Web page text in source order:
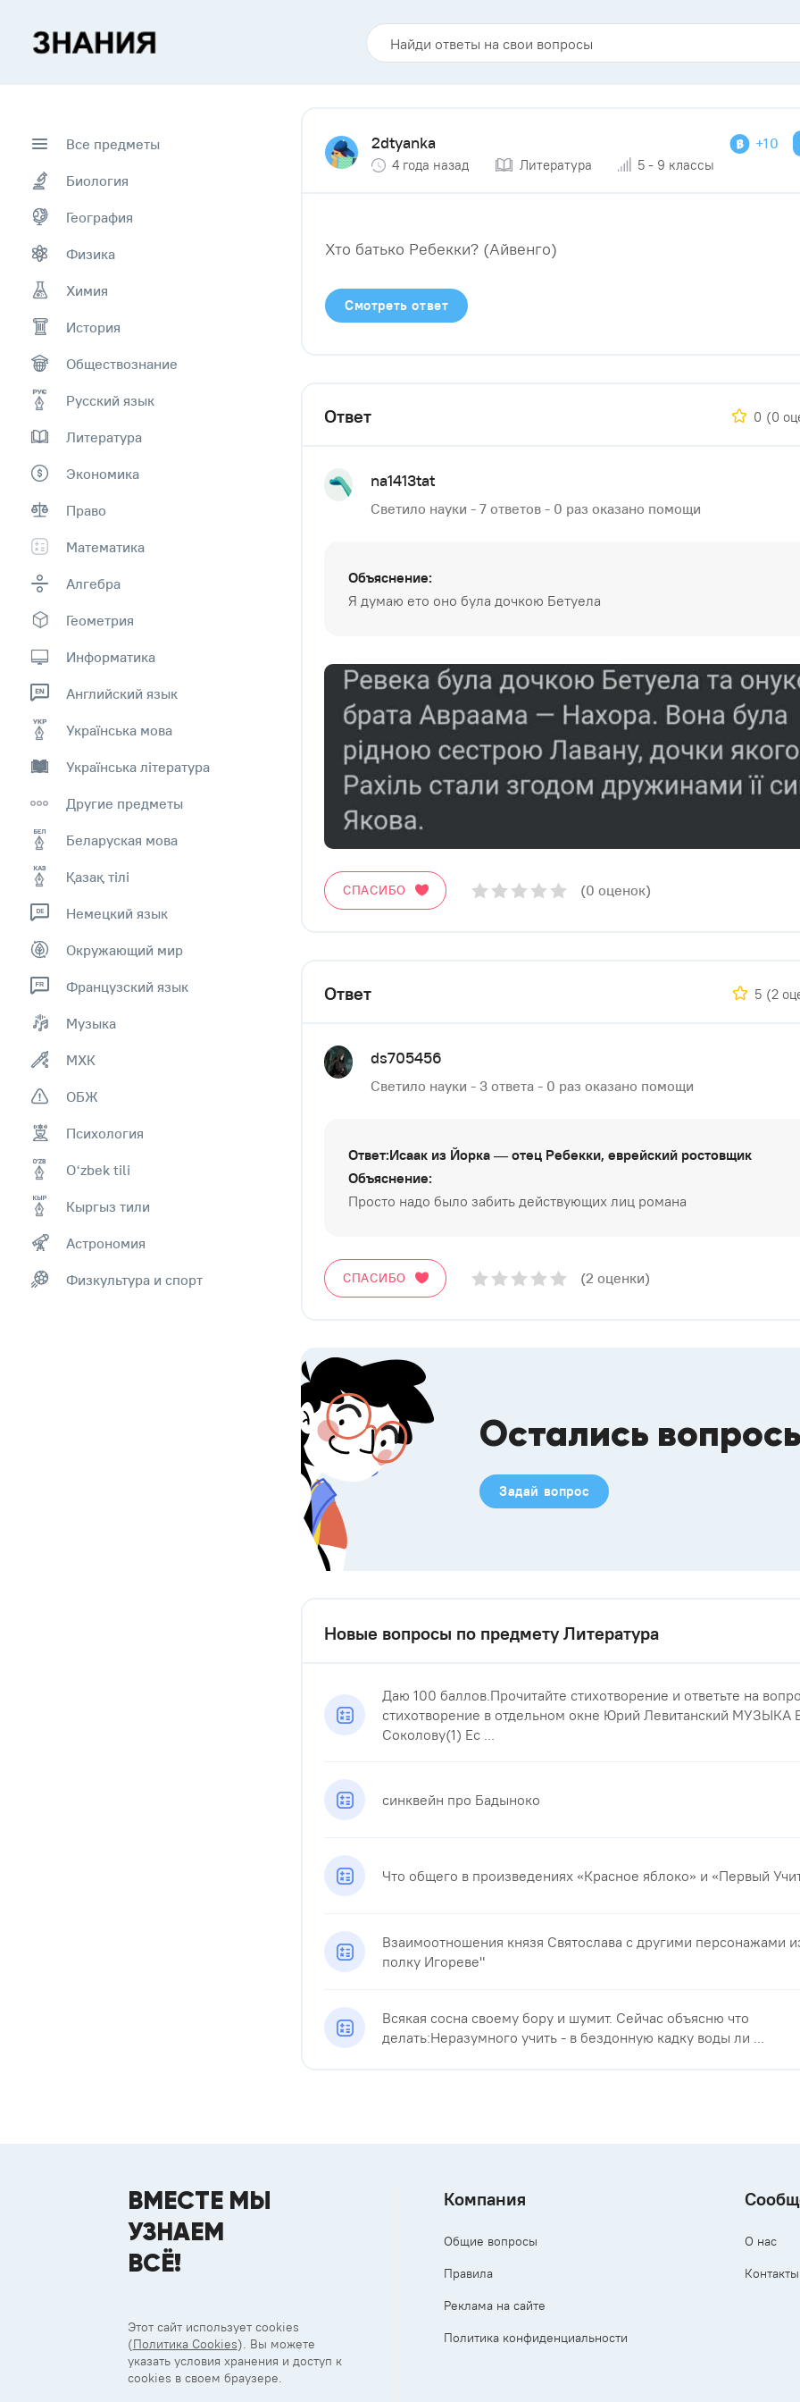
Все предметы
Биология
География
Физика
Химия
История
Обществознание
Русский язык
Литература
Экономика
Право
Математика
Алгебра
Геометрия
Информатика
Английский язык
Українська мова
Українська література
Другие предметы
Беларуская мова
Қазақ тiлi
Немецкий язык
Окружающий мир
Французский язык
Музыка
МХК
ОБЖ
Психология
Оʻzbek tili
Кыргыз тили
Астрономия
Физкультура и спорт
2dtyanka +10
4 года назад Литература 5 - 9 классы
Хто батько Ребекки? (Айвенго)​
Смотреть ответ
Ответ 0 (0
na1413tat
Светило науки - 7 ответов - 0 раз оказано помощи
Объяснение:
Я думаю ето оно була дочкою Бетуела
СПАСИБО (0 оценок)
Ответ 5 (2
ds705456
Светило науки - 3 ответа - 0 раз оказано помощи
Ответ:Исаак из Йорка — отец Ребекки, еврейский ростовщик
Объяснение:
Просто надо было забить действующих лиц романа
СПАСИБО (2 оценки)
Остались
Задай вопрос
Новые вопросы по предмету Литература
Даю 100 баллов.Прочитайте стихотворение и ответьте на
стихотворение в отдельном окне Юрий Левитанский МУЗЫКА
Соколову(1) Ес ...
синквейн про Бадыноко
Что общего в произведениях «Красное яблоко» и «Первый
Взаимоотношения князя Святослава с другими персонажами
полку Игореве"
Всякая сосна своему бору и шумит. Сейчас объясню что
делать:Неразумного учить - в бездонную кадку воды ли ...
ВМЕСТЕ МЫ
УЗНАЕМ
ВСЁ!
Этот сайт использует cookies
(Политика Cookies). Вы можете
указать условия хранения и доступ к
cookies в своем браузере.
Компания
Общие вопросы
Правила
Реклама на сайте
Политика конфиденциальности
О нас
Контакты